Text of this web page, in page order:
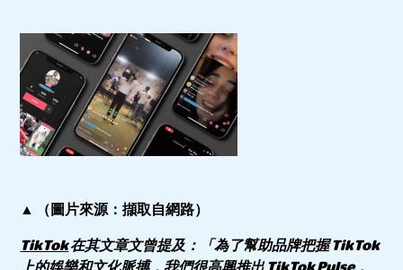
▲ （圖片來源：擷取自網路）
TikTok在其文章文曾提及：「為了幫助品牌把握 TikTok
上的娛樂和文化脈搏，我們很高興推出 TikTok Pulse，